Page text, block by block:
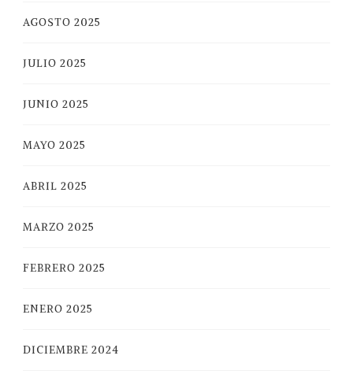
AGOSTO 2025
JULIO 2025
JUNIO 2025
MAYO 2025
ABRIL 2025
MARZO 2025
FEBRERO 2025
ENERO 2025
DICIEMBRE 2024